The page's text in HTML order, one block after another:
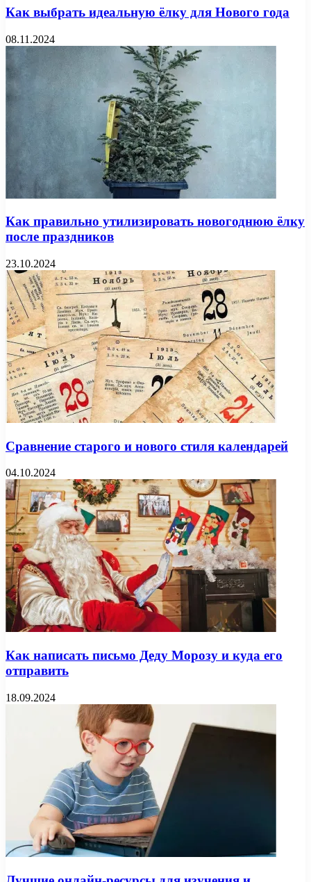
Как выбрать идеальную ёлку для Нового года
08.11.2024
Как правильно утилизировать новогоднюю ёлку
после праздников
23.10.2024
Сравнение старого и нового стиля календарей
04.10.2024
Как написать письмо Деду Морозу и куда его
отправить
18.09.2024